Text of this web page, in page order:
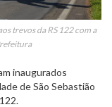
trevos da RS 122 com a
inaugurados
de São Sebastião